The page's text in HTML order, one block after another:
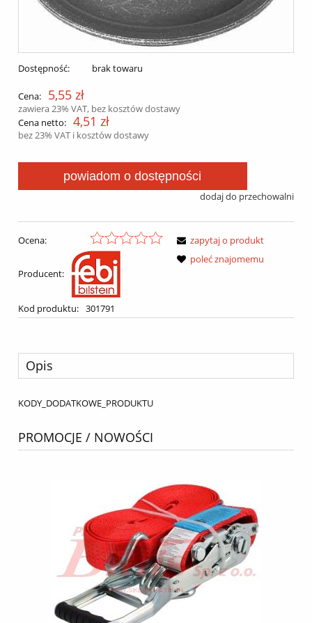
Dostępność: brak towaru
Cena: 5,55 zł
zawiera 23% VAT, bez kosztów dostawy
Cena netto: 4,51 zł
bez 23% VAT i kosztów dostawy
powiadom o dostępności
dodaj do przechowalni
Ocena:
Producent:
Kod produktu: 301791
zapytaj o produkt
poleć znajomemu
Opis
KODY_DODATKOWE_PRODUKTU
PROMOCJE / NOWOŚCI